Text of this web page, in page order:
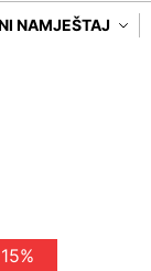
NAMJEŠTAJ